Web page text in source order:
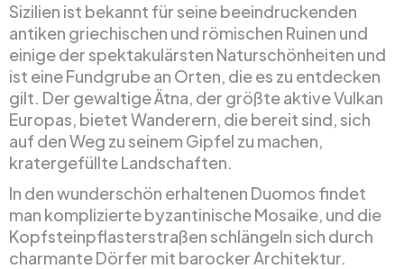
Sizilien ist bekannt für seine beeindruckenden
antiken griechischen und römischen Ruinen und
einige der spektakulärsten Naturschönheiten und
ist eine Fundgrube an Orten, die es zu entdecken
gilt. Der gewaltige Ätna, der größte aktive Vulkan
Europas, bietet Wanderern, die bereit sind, sich
auf den Weg zu seinem Gipfel zu machen,
kratergefüllte Landschaften.
In den wunderschön erhaltenen Duomos findet
man komplizierte byzantinische Mosaike, und die
Kopfsteinpflasterstraßen schlängeln sich durch
charmante Dörfer mit barocker Architektur.